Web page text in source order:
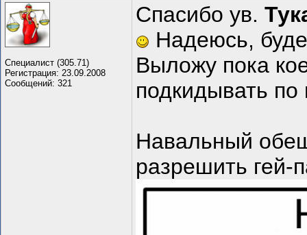
Специалист (305.71)
Регистрация: 23.09.2008
Сообщений: 321
Спасибо ув.
Надеюсь,
Выложу пока
подкидывать по
Навальный
разрешить гей-